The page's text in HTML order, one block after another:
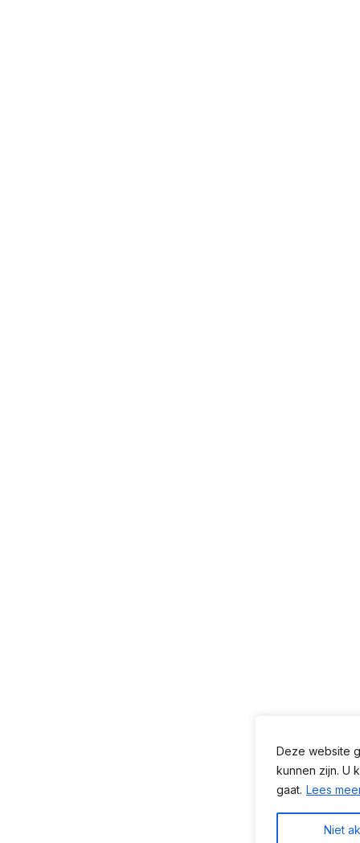
Deze website
kunnen zijn. U
gaat. Lees
Niet